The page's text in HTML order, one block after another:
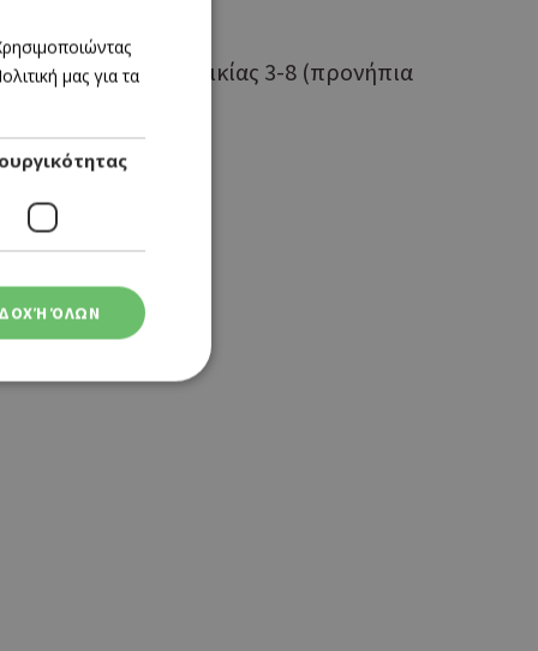
σχολικής ηλικίας 3-8 (προνήπια
του
GREEK
ENGLISH
μας για τα
ΌΛΩΝ
Ο